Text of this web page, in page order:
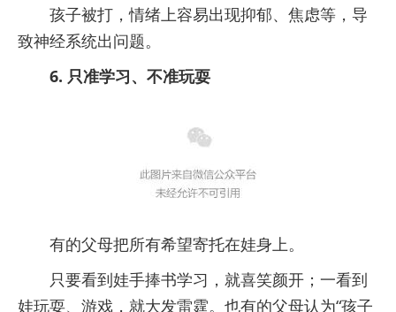
孩子被打，情绪上容易出现抑郁、焦虑等，导
致神经系统出问题。
6. 只准学习、不准玩耍
有的父母把所有希望寄托在娃身上。
只要看到娃手捧书学习，就喜笑颜开；一看到
娃玩耍、游戏，就大发雷霆。也有的父母认为“孩子